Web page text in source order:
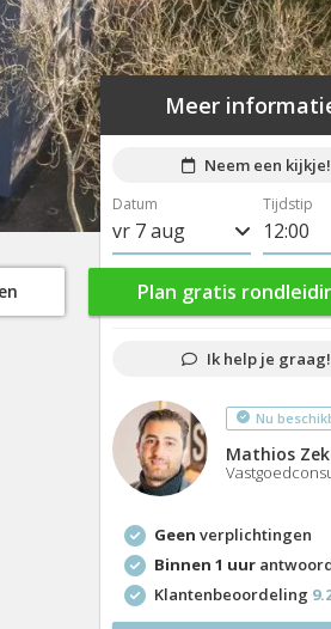
Meer
Neem een kijkje!
Datum
vr 7 aug
ma 10 aug
di 11 aug
wo 12 aug
do 13 aug
vr 14 aug
di 18 aug
wo 19 aug
Tijdstip
8:00
8:30
9:00
9:30
10:00
10:30
11:30
Plan gratis
Ik help je graag!
Nu
Mathios
Geen verplichtingen
Binnen 1 uur
Klantenbeoordeling